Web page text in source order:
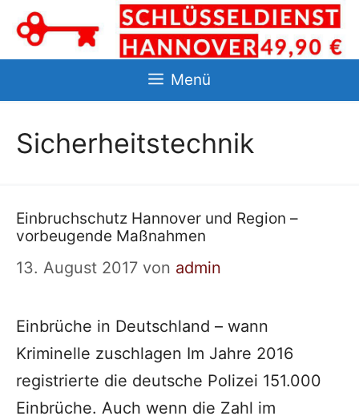
Zum
Inhalt
Menü
Sicherheitstechnik
Einbruchschutz Hannover und Region –
vorbeugende Maßnahmen
13. August 2017 von admin
Einbrüche in Deutschland – wann
Kriminelle zuschlagen Im Jahre 2016
registrierte die deutsche Polizei 151.000
Einbrüche. Auch wenn die Zahl im